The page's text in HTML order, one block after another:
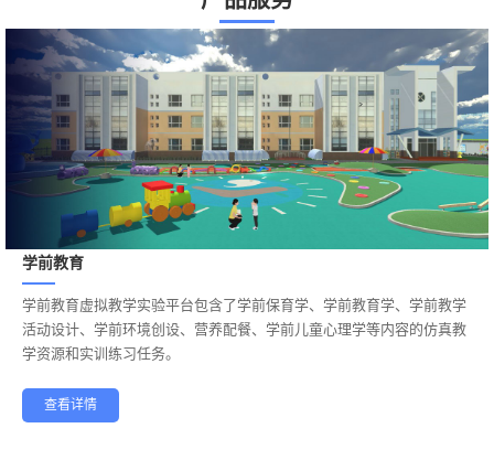
学前教育
——
学前教育虚拟教学实验平台包含了学前保育学、学前教育学、学前教学
活动设计、学前环境创设、营养配餐、学前儿童心理学等内容的仿真教
学资源和实训练习任务。
查看详情